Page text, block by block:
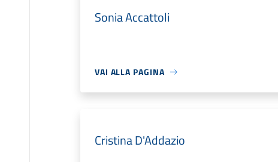
Sonia Accattoli
VAI ALLA PAGINA
Cristina D'Addazio